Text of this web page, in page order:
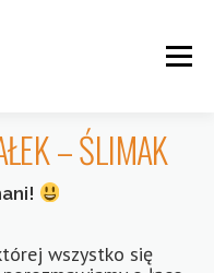
Menu
– ŚLIMAK
wszystko się